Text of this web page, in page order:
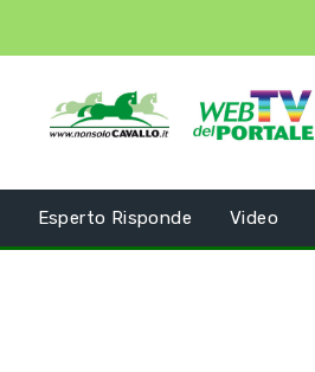
Esperto Risponde Video